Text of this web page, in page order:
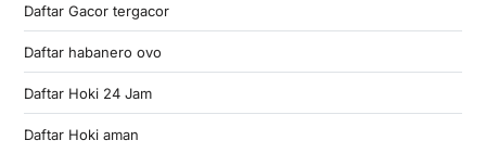
Daftar Gacor tergacor
Daftar habanero ovo
Daftar Hoki 24 Jam
Daftar Hoki aman